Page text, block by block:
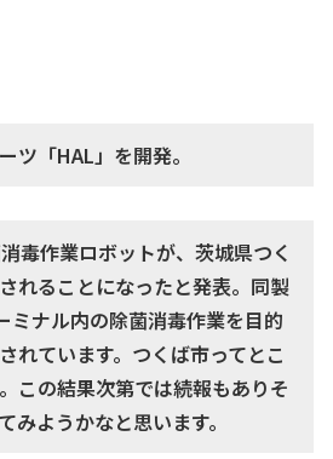
ツ「HAL」を開発。
毒作業ロボットが、茨城県つく
れることになったと発表。同製
ミナル内の除菌消毒作業を目的
れています。つくば市ってとこ
この結果次第では続報もありそ
みようかなと思います。